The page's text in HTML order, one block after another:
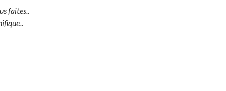
faites..